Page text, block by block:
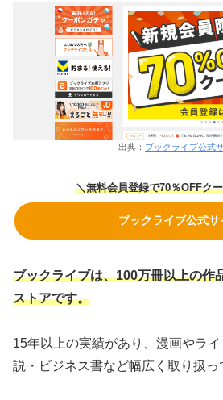
出典： ブックライブ公式
＼無料会員登録で70％OFFク
ブックライブ公式サ
ブックライブは、100万冊以上の作
ストアです。
15年以上の実績があり、漫画やラ
説・ビジネス書など幅広く取り扱っ